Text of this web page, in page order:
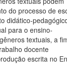
do processo de
didático-
para o ensino-
textuais, a
docente
escrita no